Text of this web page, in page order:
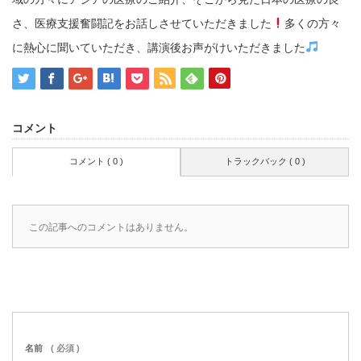
さ、医療支援奮闘記をお話しさせていただきました
多くの方々
に熱心に聞いていただき、講演後お声がけいただきました
コメント
コメント ( 0 ) トラックバック ( 0 )
この記事へのコメントはありません。
名前 ( 必須 )